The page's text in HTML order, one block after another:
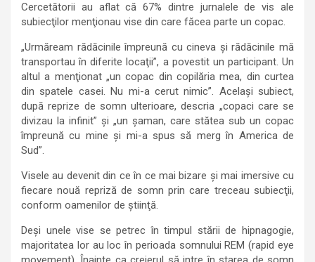
Cercetătorii au aflat că 67% dintre jurnalele de vis ale
subiecţilor menţionau vise din care făcea parte un copac.
„Urmăream rădăcinile împreună cu cineva şi rădăcinile mă
transportau în diferite locaţii”, a povestit un participant. Un
altul a menţionat „un copac din copilăria mea, din curtea
din spatele casei. Nu mi-a cerut nimic”. Acelaşi subiect,
după reprize de somn ulterioare, descria „copaci care se
divizau la infinit” şi „un şaman, care stătea sub un copac
împreună cu mine şi mi-a spus să merg în America de
Sud”.
Visele au devenit din ce în ce mai bizare şi mai imersive cu
fiecare nouă repriză de somn prin care treceau subiecţii,
conform oamenilor de ştiinţă.
Deşi unele vise se petrec în timpul stării de hipnagogie,
majoritatea lor au loc în perioada somnului REM (rapid eye